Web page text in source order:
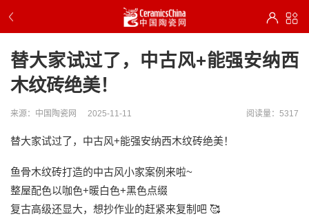
替大家试过了，中古风+能强安纳西
木纹砖绝美！
来源：中国陶瓷网 2025-11-11 阅读量：5317
替大家试过了，中古风+能强安纳西木纹砖绝美！
鱼骨木纹砖打造的中古风小家案例来啦~
整屋配色以咖色+暖白色+黑色点缀
复古高级还显大，想抄作业的赶紧来复制吧 🥰